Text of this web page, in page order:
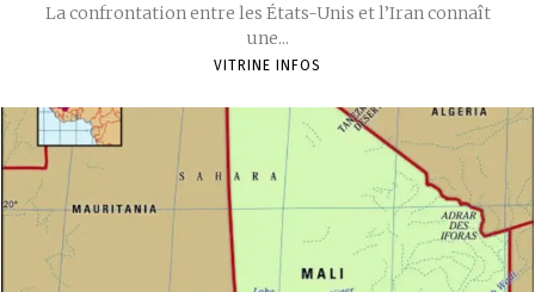
La confrontation entre les États-Unis et l’Iran connaît
une...
VITRINE INFOS